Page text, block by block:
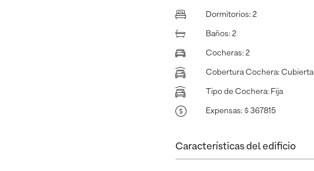
Dormitorios: 2
Baños: 2
Cocheras: 2
Cobertura Cochera: Cubierta
Tipo de Cochera: Fija
Expensas: $ 367815
Características del edificio